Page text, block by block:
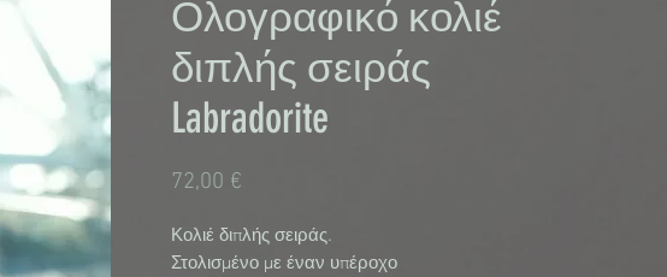
Ολογραφικό κολιέ
διπλής σειράς
Labradorite
72,00 €
Κολιέ διπλής σειράς.
Στολισμένο με έναν υπέροχο